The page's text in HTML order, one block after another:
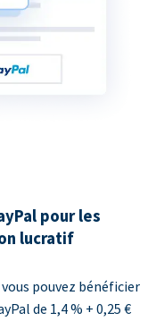
pour les
lucratif
pouvez bénéficier
de 1,4 % + 0,25 €